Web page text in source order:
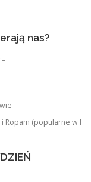
nas?
Ropam (popularne w f